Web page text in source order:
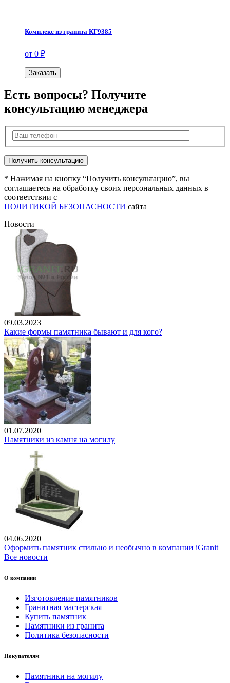
Комплекс из гранита КГ9385
от 0 ₽
Заказать
Есть вопросы? Получите
консультацию менеджера
* Нажимая на кнопку “Получить консультацию”, вы
соглашаетесь на обработку своих персональных данных в
соответствии с
ПОЛИТИКОЙ БЕЗОПАСНОСТИ сайта
Новости
09.03.2023
Какие формы памятника бывают и для кого?
01.07.2020
Памятники из камня на могилу
04.06.2020
Оформить памятник стильно и необычно в компании iGranit
Все новости
О компании
Изготовление памятников
Гранитная мастерская
Купить памятник
Памятники из гранита
Политика безопасности
Покупателям
Памятники на могилу